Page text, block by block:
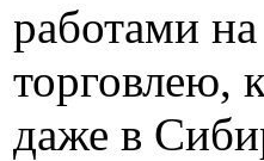
работами
торговлею,
даже в